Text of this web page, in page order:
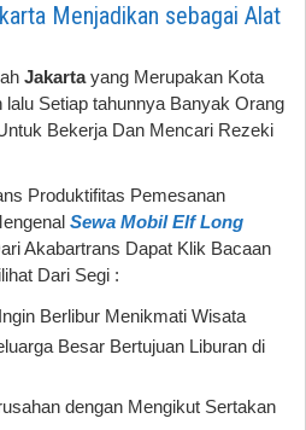
Menjadikan sebagai Alat
Jakartayang Merupakan Kota
Setiap tahunnya Banyak Orang
Bekerja Dan Mencari Rezeki
Produktifitas Pemesanan
Sewa Mobil Elf Long
Akabartrans Dapat Klik Bacaan
Dari Segi :
Berlibur Menikmati Wisata
Besar Bertujuan Liburan di
dengan Mengikut Sertakan